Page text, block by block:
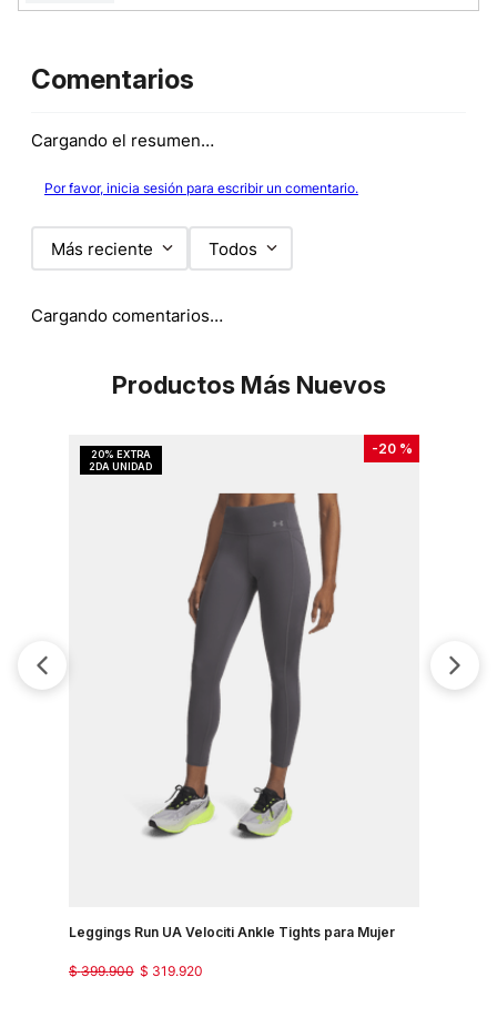
Comentarios
Cargando el resumen…
Por favor, inicia sesión para escribir un comentario.
Más reciente Todos
Cargando comentarios…
Productos Más Nuevos
-20 %
Leggings Run UA Velociti Ankle Tights para Mujer
$ 319.920
$ 399.900